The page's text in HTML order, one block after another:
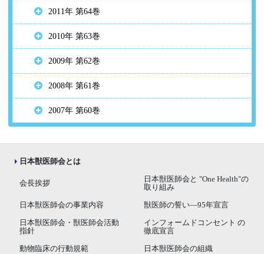
2011年 第64巻
2010年 第63巻
2009年 第62巻
2008年 第61巻
2007年 第60巻
日本獣医師会とは
会長挨拶
日本獣医師会と "One Health"の
取り組み
日本獣医師会の事業内容 獣医師の誓い―95年宣言
日本獣医師会・獣医師会活動
指針
インフォームドコンセント の
徹底宣言
動物臨床の行動規範 日本獣医師会の組織